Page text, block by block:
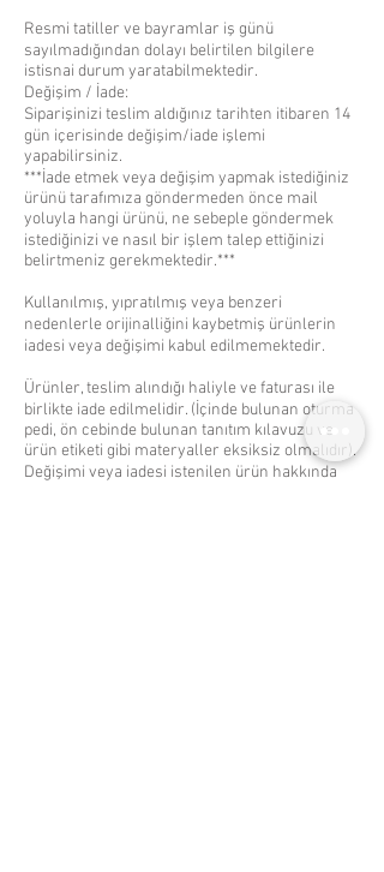
Resmi tatiller ve bayramlar iş günü
sayılmadığından dolayı belirtilen bilgilere
istisnai durum yaratabilmektedir.
Değişim / İade:
Siparişinizi teslim aldığınız tarihten itibaren 14
gün içerisinde değişim/iade işlemi
yapabilirsiniz.
***İade etmek veya değişim yapmak istediğiniz
ürünü tarafımıza göndermeden önce mail
yoluyla hangi ürünü, ne sebeple göndermek
istediğinizi ve nasıl bir işlem talep ettiğinizi
belirtmeniz gerekmektedir.***
Kullanılmış, yıpratılmış veya benzeri
nedenlerle orijinalliğini kaybetmiş ürünlerin
iadesi veya değişimi kabul edilmemektedir.
Ürünler, teslim alındığı haliyle ve faturası ile
birlikte iade edilmelidir. (İçinde bulunan oturma
pedi, ön cebinde bulunan tanıtım kılavuzu ve
ürün etiketi gibi materyaller eksiksiz olmalıdır).
Değişimi veya iadesi istenilen ürün hakkında